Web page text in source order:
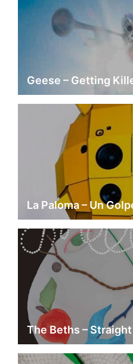
Geese – Getting
La Paloma – Un
The Beths – Straight